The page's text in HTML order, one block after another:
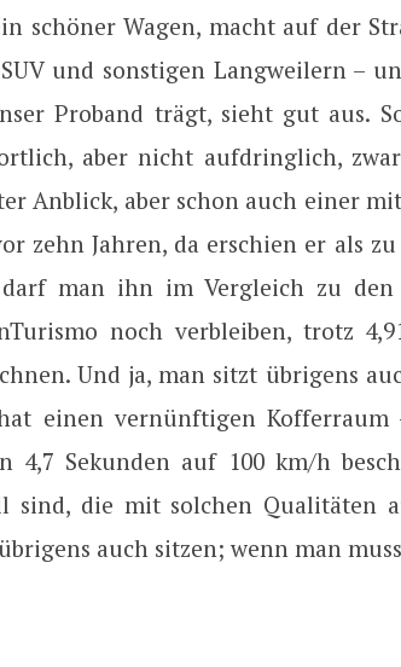
schöner Wagen, macht auf der
und sonstigen Langweilern –
Proband trägt, sieht gut aus.
aber nicht aufdringlich,
Anblick, aber schon auch einer
zehn Jahren, da erschien er als zu
man ihn im Vergleich zu den
noch verbleiben, trotz
Und ja, man sitzt übrigens
einen vernünftigen Kofferraum
4,7 Sekunden auf 100 km/h
sind, die mit solchen Qualitäten
auch sitzen; wenn man